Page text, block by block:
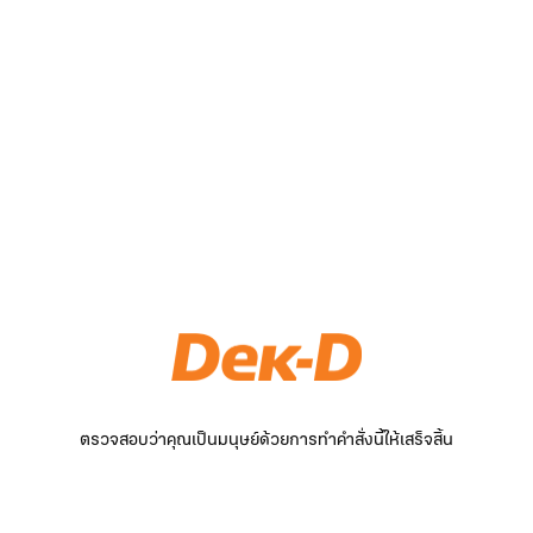
ตรวจสอบว่าคุณเป็นมนุษย์ด้วยการทำคำสั่งนี้ให้เสร็จสิ้น